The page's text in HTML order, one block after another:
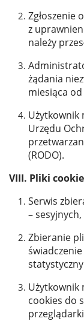
Zgłoszenie
z
należy
żądania
miesiąca
Użytkownik
Urzędu
(RODO).
VIII. Pliki
Serwis
–
Zbieranie
świadczenie
Użytkownik
cookies do